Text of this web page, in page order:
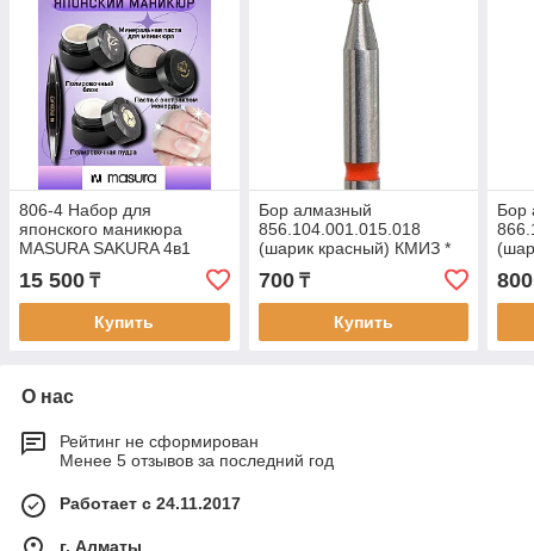
806-4 Набор для
японского маникюра
MASURA SAKURA 4в1
(Паста MONARDA NI,
паста NI и Пудра HON)
15 500 ₸
Купить
Бор алмазный
856.104.001.015.018
(шарик красный) КМИЗ *
700₸
Купить
Бор
800
О нас
Рейтинг не сформирован
Менее 5 отзывов за последний год
Работает с 24.11.2017
г. Алматы